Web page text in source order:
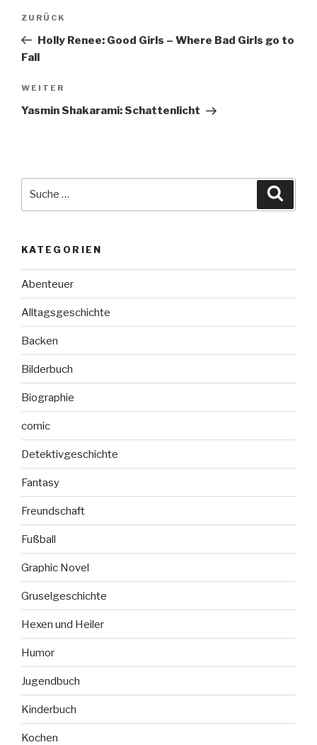
Beitragsnavigation
Vorheriger
Beitrag
ZURÜCK
Holly Renee: Good Girls – Where Bad Girls go to
Fall
Nächster
Beitrag
WEITER
Yasmin Shakarami: Schattenlicht
KATEGORIEN
Abenteuer
Alltagsgeschichte
Backen
Bilderbuch
Biographie
comic
Detektivgeschichte
Fantasy
Freundschaft
Fußball
Graphic Novel
Gruselgeschichte
Hexen und Heiler
Humor
Jugendbuch
Kinderbuch
Kochen